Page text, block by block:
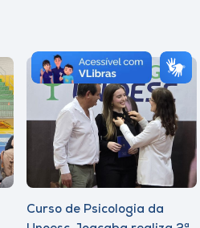
Curso de Psicologia da